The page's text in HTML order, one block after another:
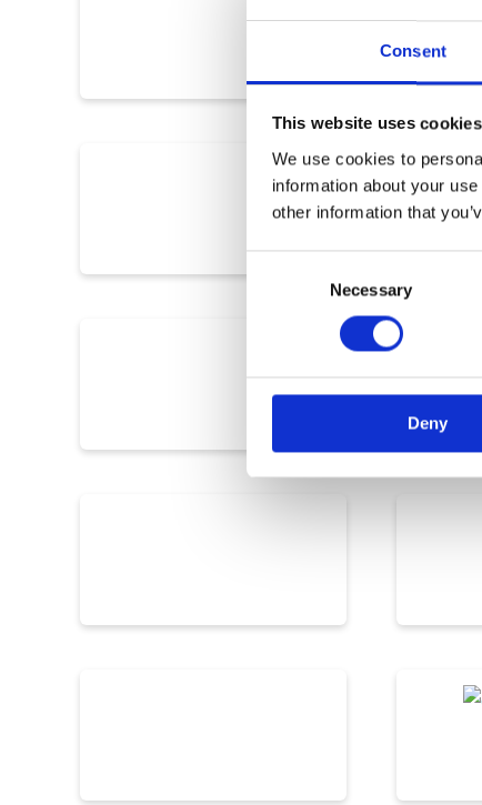
Consent
This website uses cookies
We use cookies to
information about your
other information that
Necessary
Deny